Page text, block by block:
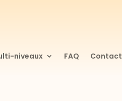
niveaux FAQ Contact